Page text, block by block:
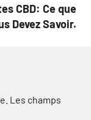
CBD: Ce que
Devez Savoir.
Les champs